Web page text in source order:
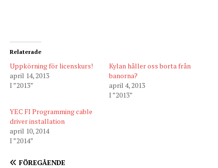
Relaterade
Uppkörning för licenskurs!
april 14, 2013
I ”2013”
Kylan håller oss borta från
banorna?
april 4, 2013
I ”2013”
YEC FI Programming cable
driver installation
april 10, 2014
I ”2014”
FÖREGÅENDE